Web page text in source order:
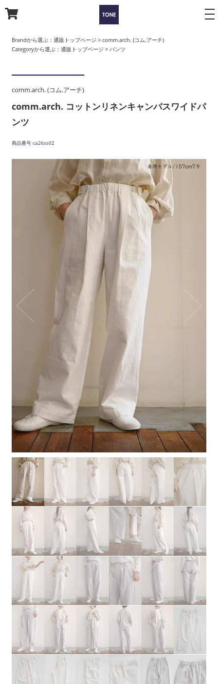
Brandから選ぶ： 通販トップページ > comm.arch. (コム.アーチ)
Categoryから選ぶ： 通販トップページ > パンツ
comm.arch. (コム.アーチ)
comm.arch. コットンリネンキャンバスワイドパ
ンツ
商品番号 ca26ss02